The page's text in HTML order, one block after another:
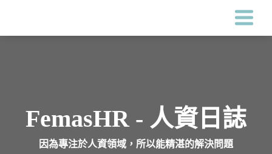
價格
FemasHR - 人資日誌
因為專注於人資領域，所以能精湛的解決問題